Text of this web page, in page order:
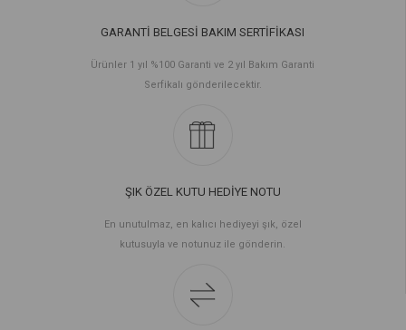
GARANTİ BELGESİ BAKIM SERTİFİKASI
Ürünler 1 yıl %100 Garanti ve 2 yıl Bakım Garanti
Serfikalı gönderilecektir.
ŞIK ÖZEL KUTU HEDİYE NOTU
En unutulmaz, en kalıcı hediyeyi şık, özel
kutusuyla ve notunuz ile gönderin.